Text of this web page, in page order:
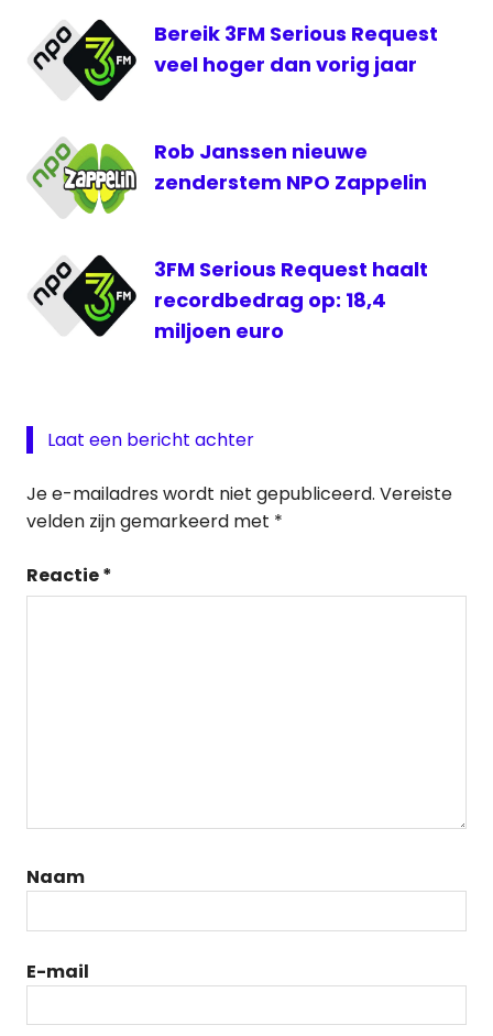
Serious
Radio
Bereik 3FM Serious Request
veel hoger dan vorig jaar
Rob Janssen nieuwe
zenderstem NPO Zappelin
3FM Serious Request haalt
recordbedrag op: 18,4
miljoen euro
Laat een bericht achter
Je e-mailadres wordt niet gepubliceerd. Vereiste
velden zijn gemarkeerd met *
Reactie*
Naam
E-mail